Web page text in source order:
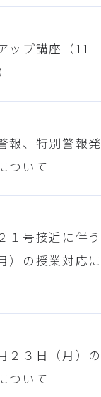
ップ講座（11
報、特別警報発
ついて
１号接近に伴う
）の授業対応に
２３日（月）の
ついて